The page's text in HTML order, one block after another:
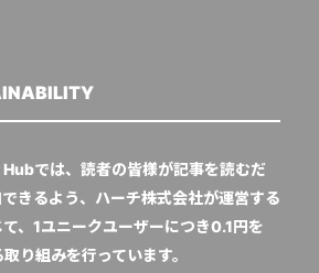
では、読者の皆様が記事を読むだ
きるよう、ハーチ株式会社が運営する
て、1ユニークユーザーにつき0.1円を
り組みを行っています。